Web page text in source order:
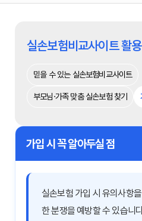
실손보험비교사이트 활
믿을 수 있는 실손보험비교사이트
부모님·가족 맞춤 실손보험 찾기
가입 시 꼭 알아두실 점
실손보험 가입 시 유의사항
한 분쟁을 예방할 수 있습니